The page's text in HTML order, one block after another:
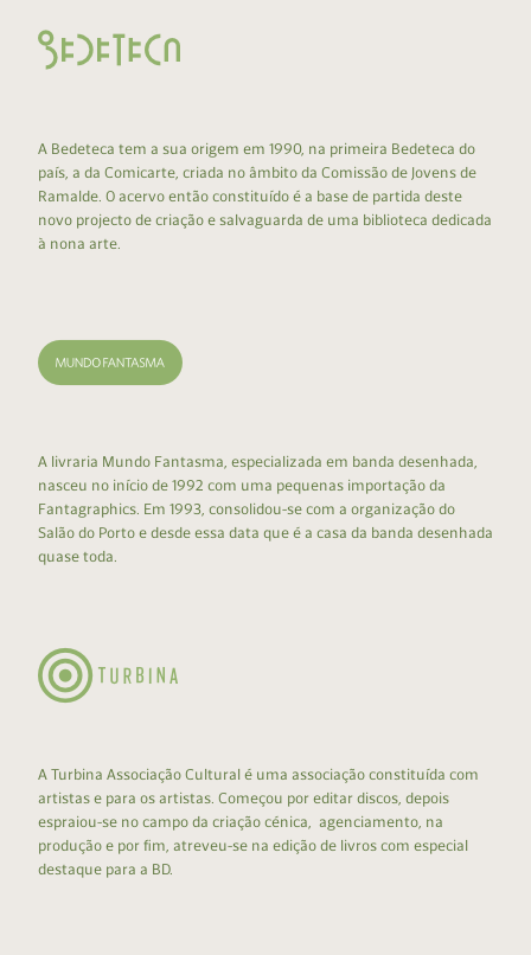
A Bedeteca tem a sua origem em 1990, na primeira Bedeteca do
país, a da Comicarte, criada no âmbito da Comissão de Jovens de
Ramalde. O acervo então constituído é a base de partida deste
novo projecto de criação e salvaguarda de uma biblioteca dedicada
à nona arte.
A livraria Mundo Fantasma, especializada em banda desenhada,
nasceu no início de 1992 com uma pequenas importação da
Fantagraphics. Em 1993, consolidou-se com a organização do
Salão do Porto e desde essa data que é a casa da banda desenhada
quase toda.
A Turbina Associação Cultural é uma associação constituída com
artistas e para os artistas. Começou por editar discos, depois
espraiou-se no campo da criação cénica, agenciamento, na
produção e por fim, atreveu-se na edição de livros com especial
destaque para a BD.